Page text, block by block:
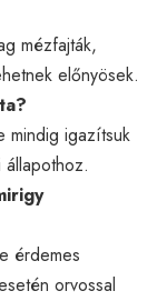
mézfajták,
előnyösek.
mindig igazítsuk
érdemes
orvossal